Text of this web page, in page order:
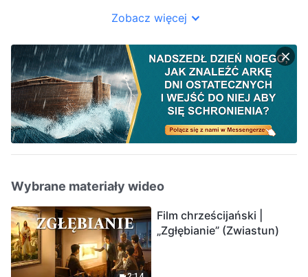
Zobacz więcej
Wybrane materiały wideo
Film chrześcijański |
„Zgłębianie” (Zwiastun)